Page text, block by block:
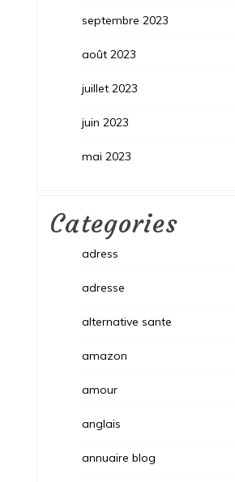
septembre 2023
août 2023
juillet 2023
juin 2023
mai 2023
Categories
adress
adresse
alternative sante
amazon
amour
anglais
annuaire blog